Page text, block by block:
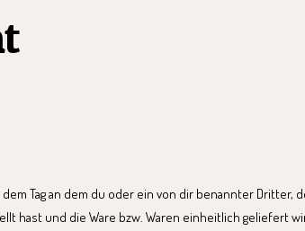
dem Tag an dem du oder ein von dir benannter
hast und die Ware bzw. Waren einheitlich geliefert